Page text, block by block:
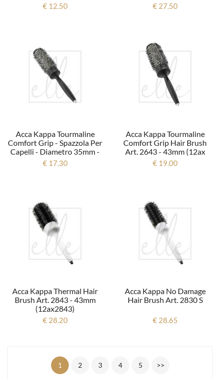
€ 12.50 € 27.50
Acca Kappa Tourmaline
Comfort Grip - Spazzola Per
Capelli - Diametro 35mm -
2635
€ 17.30
Acca Kappa Tourmaline
Comfort Grip Hair Brush
Art. 2643 - 43mm (12ax
2643)
€ 19.00
Acca Kappa Thermal Hair
Brush Art. 2843 - 43mm
(12ax2843)
€ 28.20
Acca Kappa No Damage
Hair Brush Art. 2830 S
€ 28.65
1 2 3 4 5 >>